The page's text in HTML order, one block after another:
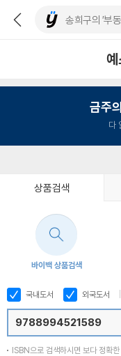
금주
다
상품검색
바이백 상품검색
국내도서 외국도서
ISBN으로 검색하시면 보다 정확